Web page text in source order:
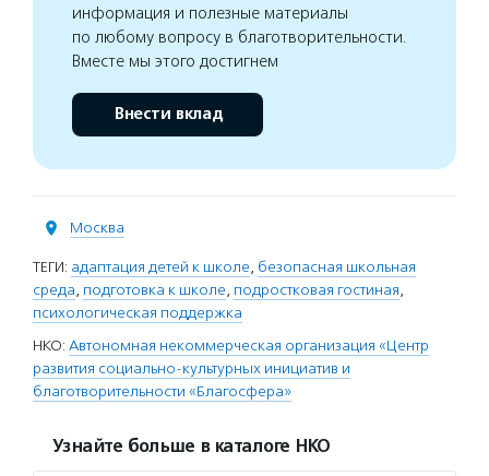
информация и полезные материалы
по любому вопросу в благотворительности.
Вместе мы этого достигнем
Внести вклад
Москва
ТЕГИ: адаптация детей к школе, безопасная школьная
среда, подготовка к школе, подростковая гостиная,
психологическая поддержка
НКО: Автономная некоммерческая организация «Центр
развития социально-культурных инициатив и
благотворительности «Благосфера»
Узнайте больше в каталоге НКО